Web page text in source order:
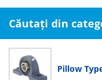
Căutați din
Pillow